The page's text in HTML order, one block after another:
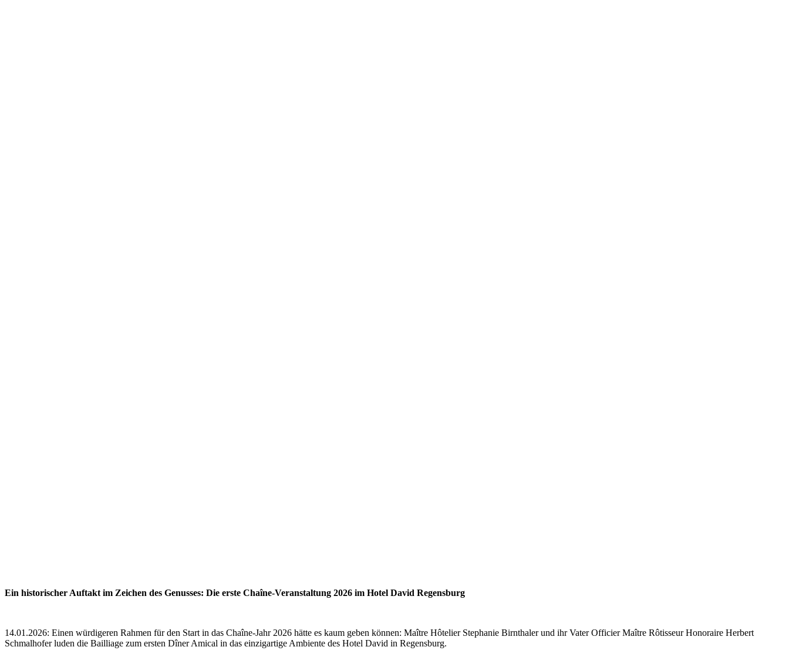
Ein historischer Auftakt im Zeichen des Genusses: Die erste Chaîne-Veranstaltung 2026 im Hotel David Regensburg
14.01.2026: Einen würdigeren Rahmen für den Start in das Chaîne-Jahr 2026 hätte es kaum geben können: Maître Hôtelier Stephanie Birnthaler und ihr Vater Officier Maître Rôtisseur Honoraire Herbert
Schmalhofer luden die Bailliage zum ersten Dîner Amical in das einzigartige Ambiente des Hotel David in Regensburg.